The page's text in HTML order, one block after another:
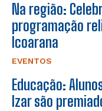
Na região:
programação
Icoarana
EVENTOS
Educação:
Izar são